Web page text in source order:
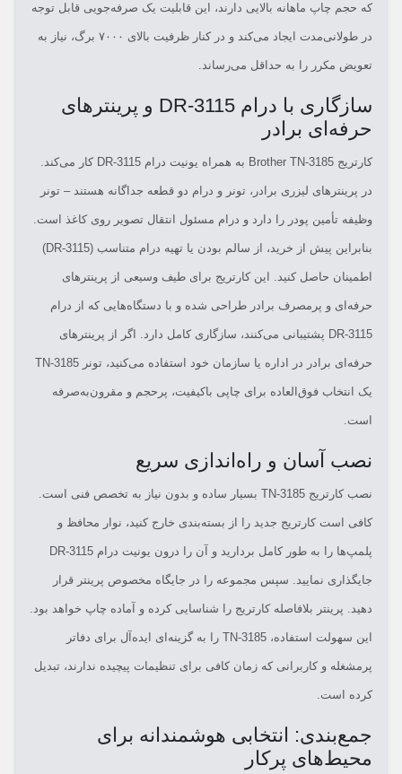
که حجم چاپ ماهانه بالایی دارند، این قابلیت یک صرفه‌جویی قابل توجه
در طولانی‌مدت ایجاد می‌کند و در کنار ظرفیت بالای ۷۰۰۰ برگ، نیاز به
تعویض مکرر را به حداقل می‌رساند.
سازگاری با درام DR-3115 و پرینترهای
حرفه‌ای برادر
کارتریج Brother TN-3185 به همراه یونیت درام DR-3115 کار می‌کند.
در پرینترهای لیزری برادر، تونر و درام دو قطعه جداگانه هستند – تونر
وظیفه تأمین پودر را دارد و درام مسئول انتقال تصویر روی کاغذ است.
بنابراین پیش از خرید، از سالم بودن یا تهیه درام متناسب (DR-3115)
اطمینان حاصل کنید. این کارتریج برای طیف وسیعی از پرینترهای
حرفه‌ای و پرمصرف برادر طراحی شده و با دستگاه‌هایی که از درام
DR-3115 پشتیبانی می‌کنند، سازگاری کامل دارد. اگر از پرینترهای
حرفه‌ای برادر در اداره یا سازمان خود استفاده می‌کنید، تونر TN-3185
یک انتخاب فوق‌العاده برای چاپی باکیفیت، پرحجم و مقرون‌به‌صرفه
است.
نصب آسان و راه‌اندازی سریع
نصب کارتریج TN-3185 بسیار ساده و بدون نیاز به تخصص فنی است.
کافی است کارتریج جدید را از بسته‌بندی خارج کنید، نوار محافظ و
پلمپ‌ها را به طور کامل بردارید و آن را درون یونیت درام DR-3115
جایگذاری نمایید. سپس مجموعه را در جایگاه مخصوص پرینتر قرار
دهید. پرینتر بلافاصله کارتریج را شناسایی کرده و آماده چاپ خواهد بود.
این سهولت استفاده، TN-3185 را به گزینه‌ای ایده‌آل برای دفاتر
پرمشغله و کاربرانی که زمان کافی برای تنظیمات پیچیده ندارند، تبدیل
کرده است.
جمع‌بندی: انتخابی هوشمندانه برای
محیط‌های پرکار